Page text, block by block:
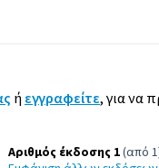
ή εγγραφείτε, για να
Αριθμός έκδοσης 1(από